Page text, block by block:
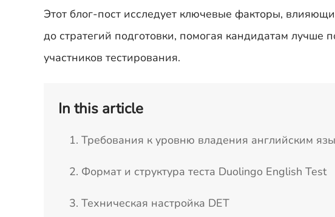
Этот блог-пост исследует ключевые факторы,
до стратегий подготовки, помогая кандидатам лучше
участников тестирования.
In this article
1. Требования к уровню владения английским
2. Формат и структура теста Duolingo English Test
3. Техническая настройка DET